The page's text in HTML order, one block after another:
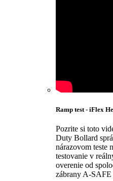
Ramp test - iFlex
Pozrite si toto
Duty Bollard
nárazovom teste
testovanie v
overenie od
zábrany A-SAFE